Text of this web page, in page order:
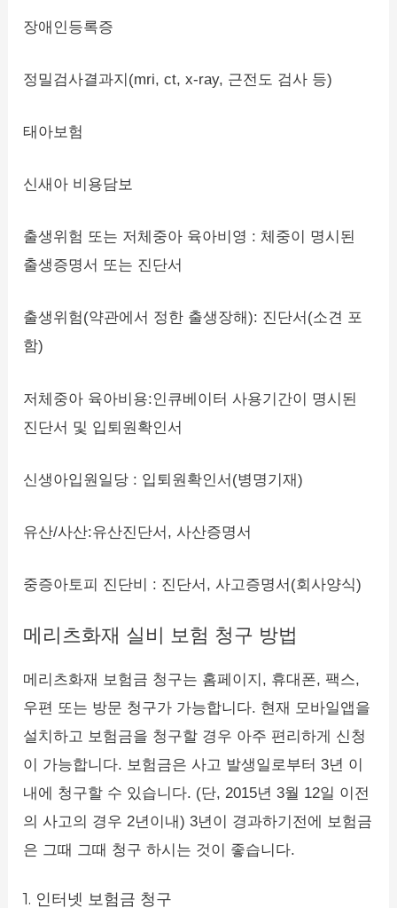
장애인등록증
정밀검사결과지(mri, ct, x-ray, 근전도 검사 등)
태아보험
신새아 비용담보
출생위험 또는 저체중아 육아비영 : 체중이 명시된
출생증명서 또는 진단서
출생위험(약관에서 정한 출생장해): 진단서(소견 포
함)
저체중아 육아비용:인큐베이터 사용기간이 명시된
진단서 및 입퇴원확인서
신생아입원일당 : 입퇴원확인서(병명기재)
유산/사산:유산진단서, 사산증명서
중증아토피 진단비 : 진단서, 사고증명서(회사양식)
메리츠화재 실비 보험 청구 방법
메리츠화재 보험금 청구는 홈페이지, 휴대폰, 팩스,
우편 또는 방문 청구가 가능합니다. 현재 모바일앱을
설치하고 보험금을 청구할 경우 아주 편리하게 신청
이 가능합니다. 보험금은 사고 발생일로부터 3년 이
내에 청구할 수 있습니다. (단, 2015년 3월 12일 이전
의 사고의 경우 2년이내) 3년이 경과하기전에 보험금
은 그때 그때 청구 하시는 것이 좋습니다.
1. 인터넷 보험금 청구